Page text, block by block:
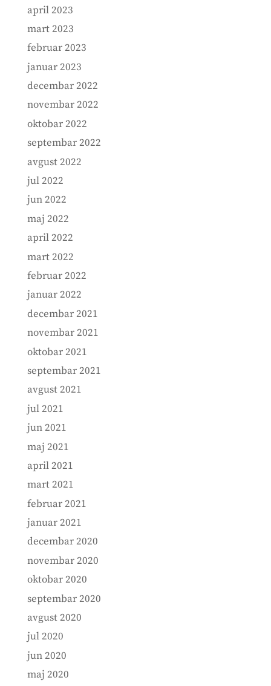
april 2023
mart 2023
februar 2023
januar 2023
decembar 2022
novembar 2022
oktobar 2022
septembar 2022
avgust 2022
jul 2022
jun 2022
maj 2022
april 2022
mart 2022
februar 2022
januar 2022
decembar 2021
novembar 2021
oktobar 2021
septembar 2021
avgust 2021
jul 2021
jun 2021
maj 2021
april 2021
mart 2021
februar 2021
januar 2021
decembar 2020
novembar 2020
oktobar 2020
septembar 2020
avgust 2020
jul 2020
jun 2020
maj 2020